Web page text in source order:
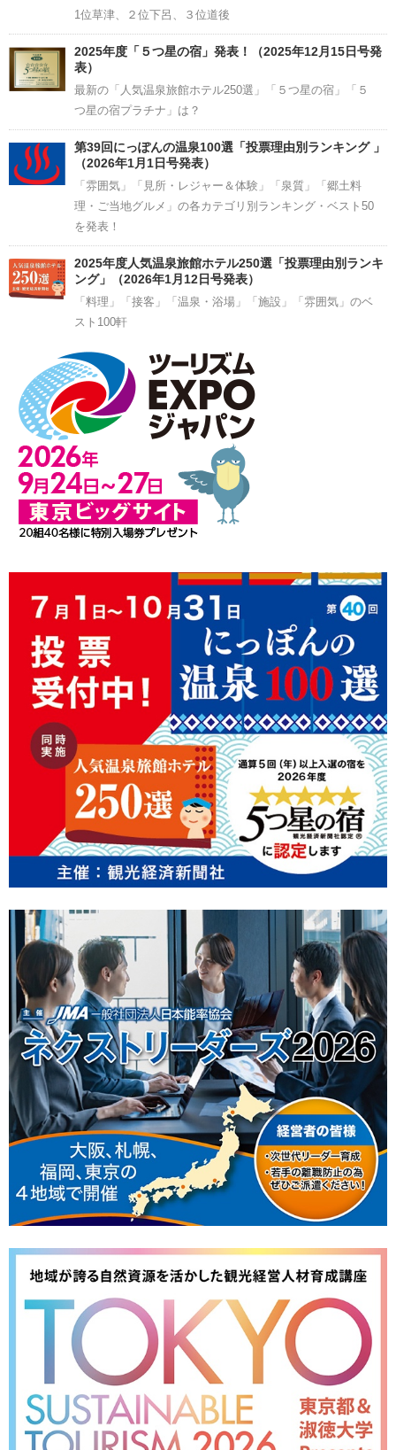
1位草津、２位下呂、３位道後
2025年度「５つ星の宿」発表！（2025年12月15日号発
表）
最新の「人気温泉旅館ホテル250選」「５つ星の宿」「５
つ星の宿プラチナ」は？
第39回にっぽんの温泉100選「投票理由別ランキング 」
（2026年1月1日号発表）
「雰囲気」「見所・レジャー＆体験」「泉質」「郷土料
理・ご当地グルメ」の各カテゴリ別ランキング・ベスト50
を発表！
2025年度人気温泉旅館ホテル250選「投票理由別ランキ
ング」（2026年1月12日号発表）
「料理」「接客」「温泉・浴場」「施設」「雰囲気」のベ
スト100軒